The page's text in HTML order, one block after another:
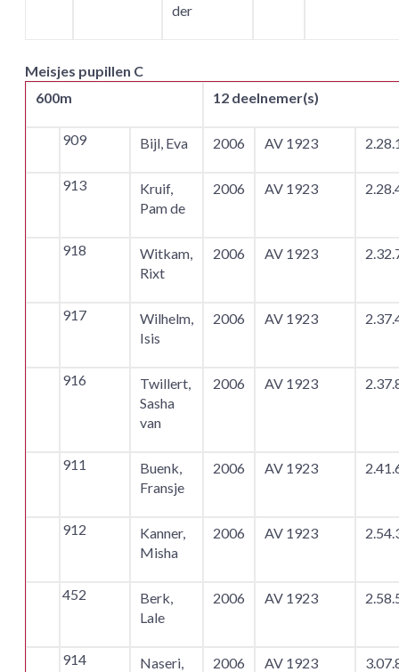
der
Meisjes pupillen C
600m
12 deelnemer(s)
909 Bijl, Eva 2006 AV 1923
913
Kruif,
Pam de
2006 AV 1923
918
Witkam,
Rixt
2006 AV 1923
917
Wilhelm,
Isis
2006 AV 1923
916
Twillert,
Sasha
van
2006 AV 1923
911
Buenk,
Fransje
2006 AV 1923
912
Kanner,
Misha
2006 AV 1923
452
Berk,
Lale
2006 AV 1923
914
Naseri,
2006 AV 1923